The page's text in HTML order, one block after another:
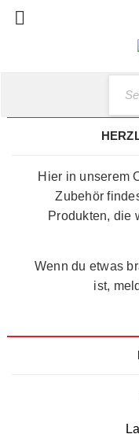
Hier in unserem
Zubehör
Produkten, die
Wenn du etwas
ist,